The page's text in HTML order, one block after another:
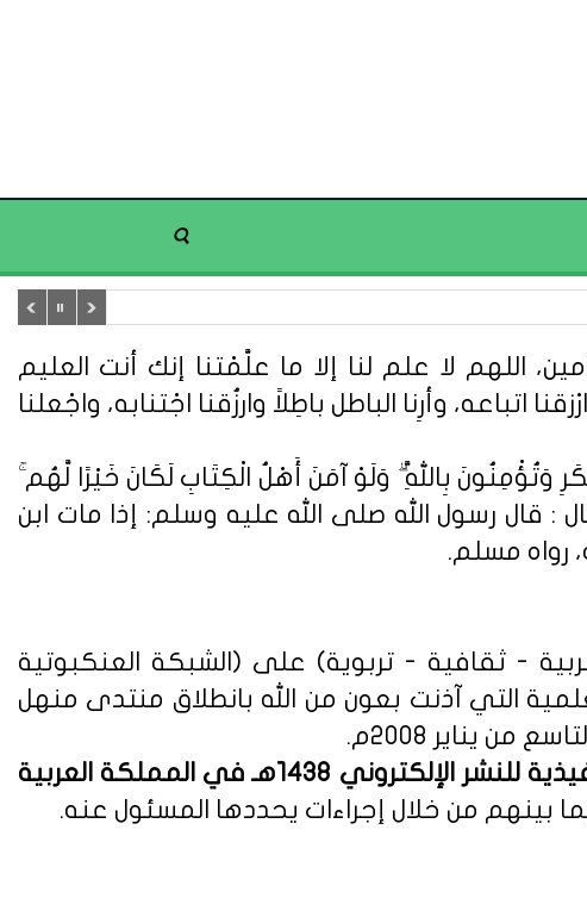
اللهم لا علم لنا إلا ما علَّمْتنا إنك أنت العليم
اتباعه، وأرِنا الباطل باطِلاً وارزُقنا اجْتنابه، واجْعلنا
وَتُؤْمِنُونَ بِاللَّهِ ۗ وَلَوْ آمَنَ أَهْلُ الْكِتَابِ لَكَانَ خَيْرًا لَّهُم
آل عمران: 110). وعن أبي هريرة قال : قال رسول الله صلى الله عليه وسلم: إذا مات ابن
رواه مسلم.
- ثقافية - تربوية) على (الشبكة العنكبوتية
التي آذنت بعون من الله بانطلاق منتدى منهل
لوائح وأنظمة اللائحة التنفيذية للنشر الإلكتروني 1438هـ في المملكة العربية
بينهم من خلال إجراءات يحددها المسئول عنه.